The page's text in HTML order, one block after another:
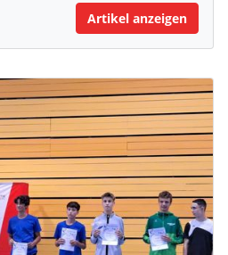
Artikel anzeigen